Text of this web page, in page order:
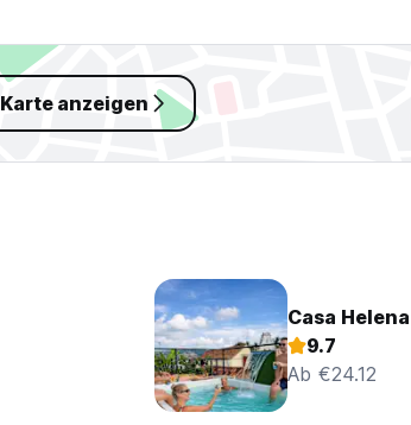
Karte anzeigen
Casa
9.7
Ab €24.12